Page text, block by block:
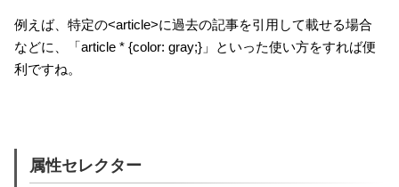
例えば、特定の<article>に過去の記事を引用して載せる場合
などに、「article * {color: gray;}」といった使い方をすれば便
利ですね。
属性セレクター